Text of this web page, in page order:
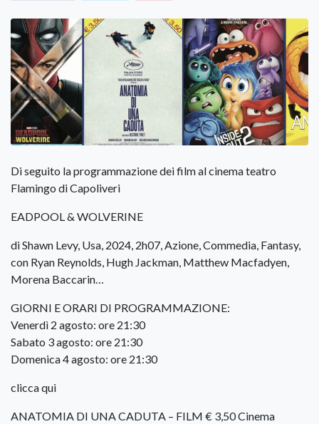
Di seguito la programmazione dei film al cinema teatro
Flamingo di Capoliveri
EADPOOL & WOLVERINE
di Shawn Levy, Usa, 2024, 2h07, Azione, Commedia, Fantasy,
con Ryan Reynolds, Hugh Jackman, Matthew Macfadyen,
Morena Baccarin…
GIORNI E ORARI DI PROGRAMMAZIONE:
Venerdì 2 agosto: ore 21:30
Sabato 3 agosto: ore 21:30
Domenica 4 agosto: ore 21:30
clicca qui
ANATOMIA DI UNA CADUTA – FILM € 3,50 Cinema